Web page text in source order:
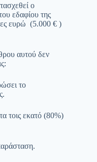
ο
εδαφίου της
ευρώ (5.000 € )
αυτού δεν
το
τοις εκατό (80%)